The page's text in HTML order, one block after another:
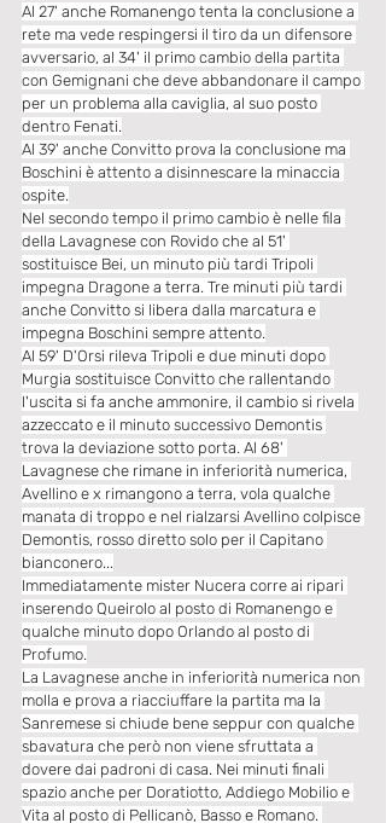
Al 27' anche Romanengo tenta la conclusione a
rete ma vede respingersi il tiro da un difensore
avversario, al 34' il primo cambio della partita
con Gemignani che deve abbandonare il campo
per un problema alla caviglia, al suo posto
dentro Fenati.
Al 39' anche Convitto prova la conclusione ma
Boschini è attento a disinnescare la minaccia
ospite.
Nel secondo tempo il primo cambio è nelle fila
della Lavagnese con Rovido che al 51'
sostituisce Bei, un minuto più tardi Tripoli
impegna Dragone a terra. Tre minuti più tardi
anche Convitto si libera dalla marcatura e
impegna Boschini sempre attento.
Al 59' D'Orsi rileva Tripoli e due minuti dopo
Murgia sostituisce Convitto che rallentando
l'uscita si fa anche ammonire, il cambio si rivela
azzeccato e il minuto successivo Demontis
trova la deviazione sotto porta. Al 68'
Lavagnese che rimane in inferiorità numerica,
Avellino e x rimangono a terra, vola qualche
manata di troppo e nel rialzarsi Avellino colpisce
Demontis, rosso diretto solo per il Capitano
bianconero...
Immediatamente mister Nucera corre ai ripari
inserendo Queirolo al posto di Romanengo e
qualche minuto dopo Orlando al posto di
Profumo.
La Lavagnese anche in inferiorità numerica non
molla e prova a riacciuffare la partita ma la
Sanremese si chiude bene seppur con qualche
sbavatura che però non viene sfruttata a
dovere dai padroni di casa. Nei minuti finali
spazio anche per Doratiotto, Addiego Mobilio e
Vita al posto di Pellicanò, Basso e Romano.